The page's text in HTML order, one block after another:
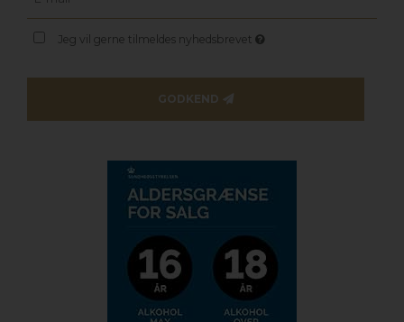
Jeg vil gerne tilmeldes nyhedsbrevet
GODKEND